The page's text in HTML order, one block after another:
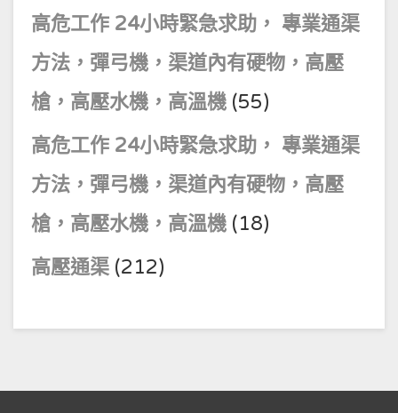
高危工作 24小時緊急求助， 專業通渠
方法，彈弓機，渠道內有硬物，高壓
槍，高壓水機，高溫機 (55)
高危工作 24小時緊急求助， 專業通渠
方法，彈弓機，渠道內有硬物，高壓
槍，高壓水機，高溫機 (18)
高壓通渠 (212)